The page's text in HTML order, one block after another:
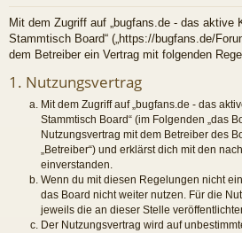
Mit dem Zugriff auf „bugfans.de - das aktive
Stammtisch Board“ („https://bugfans.de/
dem Betreiber ein Vertrag mit folgenden
1. Nutzungsvertrag
Mit dem Zugriff auf „bugfans.de - das
Stammtisch Board“ (im Folgenden „das
Nutzungsvertrag mit dem Betreiber des
„Betreiber“) und erklärst dich mit den
einverstanden.
Wenn du mit diesen Regelungen nicht
das Board nicht weiter nutzen. Für die
jeweils die an dieser Stelle
Der Nutzungsvertrag wird auf